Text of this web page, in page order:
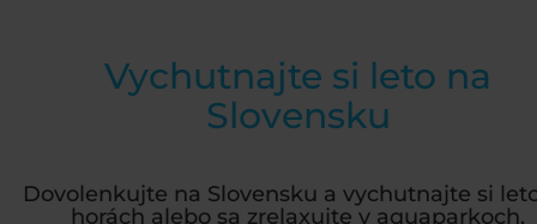
Vychutnajte si leto na
Slovensku
Dovolenkujte na Slovensku a vychutnajte si
horách alebo sa zrelaxujte v aquaparkoch.